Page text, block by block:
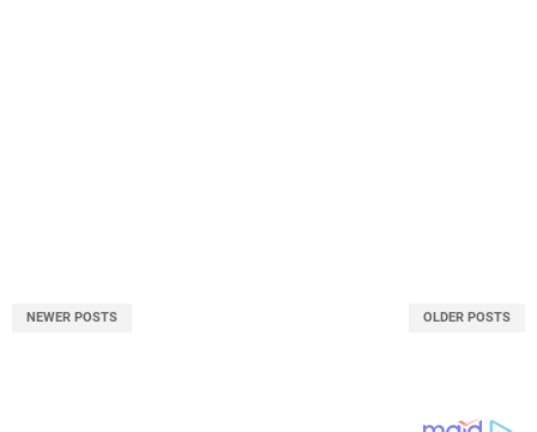
NEWER POSTS OLDER POSTS